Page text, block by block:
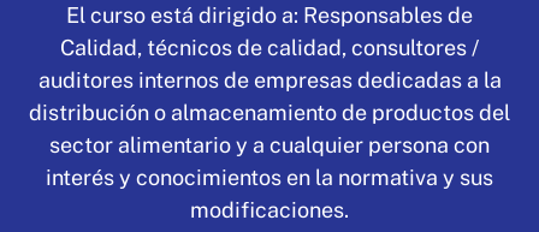
El curso está dirigido a: Responsables de
Calidad, técnicos de calidad, consultores /
auditores internos de empresas dedicadas a la
distribución o almacenamiento de productos del
sector alimentario y a cualquier persona con
interés y conocimientos en la normativa y sus
modificaciones.